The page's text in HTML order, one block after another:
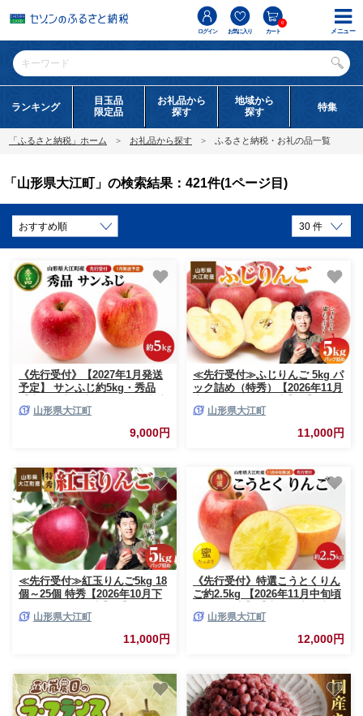
ログイン お気に入り カート
0
ランキング
目玉品
限定品
お礼品から
探す
地域から
探す
特集
「ふるさと納税」ホーム お礼品から探す ふるさと納税・お礼の品一覧
「山形県大江町」の検索結果：421件(1ページ目)
《先行受付》【2027年1月発送
予定】 サンふじ約5kg・秀品
農産】 【028-026】
山形県大江町
9,000円
≪先行受付≫ふじりんご 5kg パ
ック詰め（特秀）【2026年11月
001】山形県大江町
11,000円
≪先行受付≫紅玉りんご5kg 18
個～25個 特秀【2026年10月下
003】山形県大江町
11,000円
《先行受付》特選こうとくりん
ご約2.5kg 【2026年11月中旬頃
りんご・大地農産・11月・12
山形県大江町
12,000円
メニュー